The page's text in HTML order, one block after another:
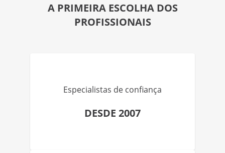
A PRIMEIRA ESCOLHA DOS
PROFISSIONAIS
Especialistas de confiança
DESDE 2007